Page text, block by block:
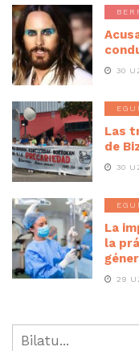
30
Las
de
30
La
la
29